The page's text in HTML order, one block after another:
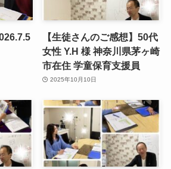
【生徒さんのご感想】50代
女性 Y.H 様 神奈川県茅ヶ崎
市在住 学童保育支援員
2025年10月10日